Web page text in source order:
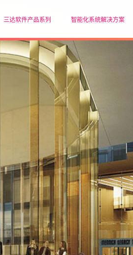
三达软件产品系列 智能化系统解决方案